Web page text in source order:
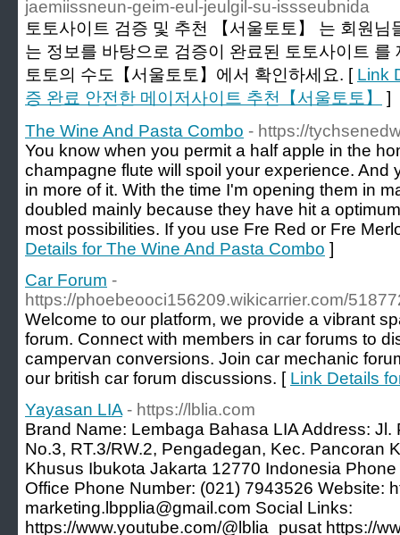
jaemiissneun-geim-eul-jeulgil-su-issseubnida
토토사이트 검증 및 추천 【서울토토】 는 회원
는 정보를 바탕으로 검증이 완료된 토토사이트 를
토토의 수도【서울토토】에서 확인하세요. [ Link
증 완료 안전한 메이저사이트 추천【서울토토】
]
The Wine And Pasta Combo - https://
You know when you permit a half apple in the
champagne flute will spoil your experience. And
in more of it. With the time I'm opening them in
doubled mainly because they have hit a
most possibilities. If you use Fre Red or Fre
Details for The Wine And Pasta Combo ]
Car Forum -
https://phoebeooci156209.wikicarrier.com/
Welcome to our platform, we provide a vibrant
forum. Connect with members in car forums to
campervan conversions. Join car mechanic
our british car forum discussions. [ Link Details
Yayasan LIA - https://lblia.com
Brand Name: Lembaga Bahasa LIA Address:
No.3, RT.3/RW.2, Pengadegan, Kec. Pancoran
Khusus Ibukota Jakarta 12770 Indonesia
Office Phone Number: (021) 7943526 Website:
marketing.lbpplia@gmail.com Social Links:
https://www.youtube.com/@lblia_pusat https://